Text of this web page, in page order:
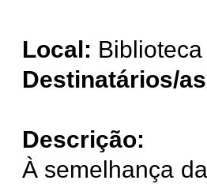
Local:
Destinatários/
Descrição:
À semelhança